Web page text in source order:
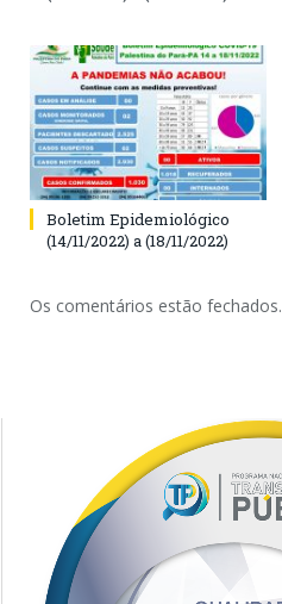
Boletim Epidemiológico
(14/11/2022) a (18/11/2022)
Os comentários estão fechados.